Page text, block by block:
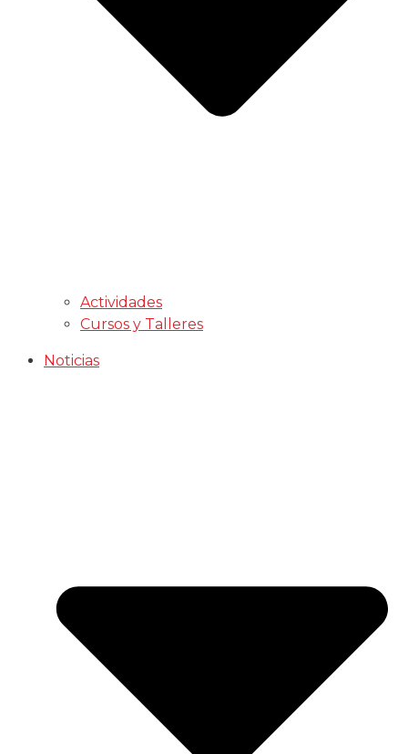
Actividades
Cursos y Talleres
Noticias